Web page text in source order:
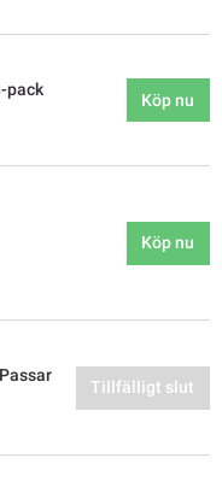
pack
Köp nu
Köp nu
Tillfälligt slut